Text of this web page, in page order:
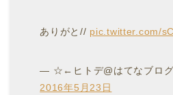
ありがと// pic.twitter.com/
— ☆←ヒトデ@はてなブロ
2016年5月23日